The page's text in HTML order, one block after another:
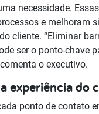
necessidade.
e melhoram
cliente. “Eliminar
ser o ponto-chave
o executivo.
experiência do
ponto de contato